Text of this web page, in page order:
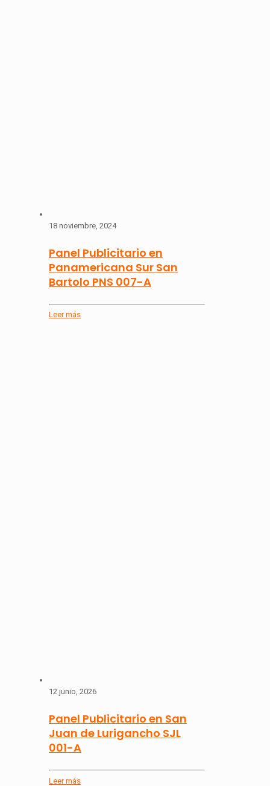
18 noviembre, 2024
Panel Publicitario en
Panamericana Sur San
Bartolo PNS 007-A
Leer más
12 junio, 2026
Panel Publicitario en San
Juan de Lurigancho SJL
001-A
Leer más